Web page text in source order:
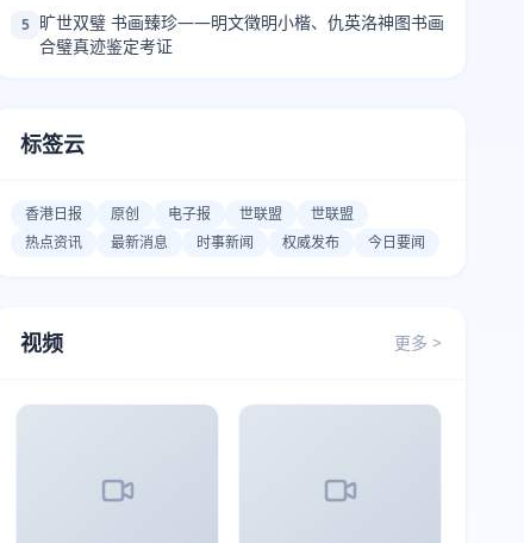
5 旷世双璧 书画臻珍——明文徵明小楷、仇英洛神图书画
合璧真迹鉴定考证
标签云
香港日报 原创 电子报 世联盟
世联盟
热点资讯
最新消息 时事新闻 权威发布 今日要闻
视频 更多 >